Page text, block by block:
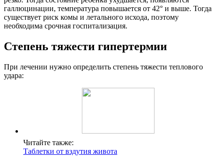
галлюцинации, температура повышается от 42° и выше. Тогда
существует риск комы и летального исхода, поэтому
необходима срочная госпитализация.
Степень тяжести гипертермии
При лечении нужно определить степень тяжести теплового
удара:
Читайте также:
Таблетки от вздутия живота